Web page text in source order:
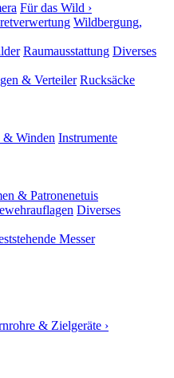
Für das Wild ›
Wildbergung,
Raumausstattung Diverses
& Verteiler Rucksäcke
& Winden Instrumente
& Patronenetuis
Diverses
Messer
& Zielgeräte ›